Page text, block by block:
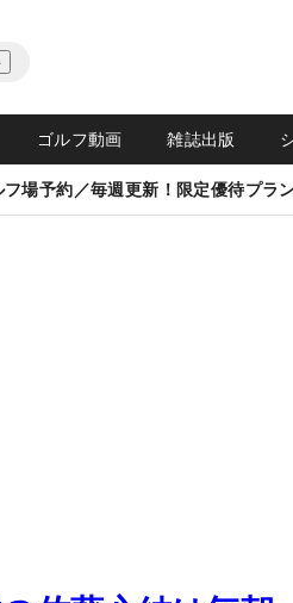
ゴルフ動画 雑誌出版
フ場予約／毎週更新！限定優待プラ